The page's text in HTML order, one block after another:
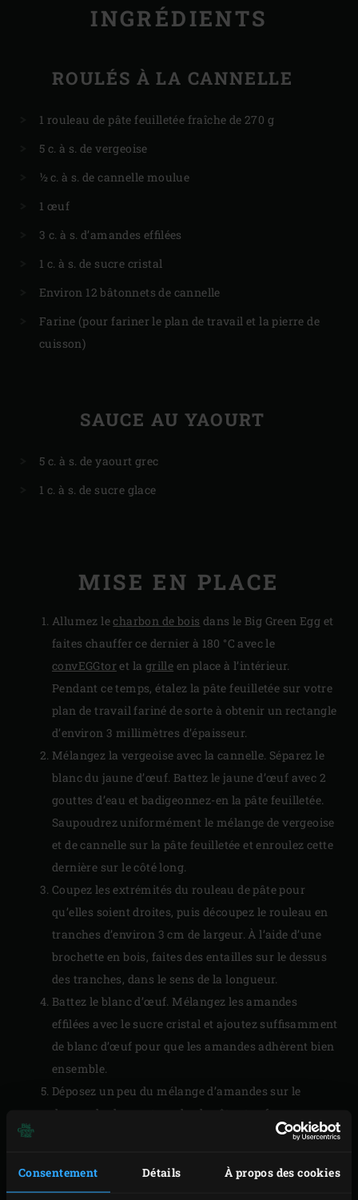
Consentement Détails À propos des cookies
INGRÉDIENTS
ROULÉS À LA CANNELLE
1 rouleau de pâte feuilletée fraîche de 270 g
5 c. à s. de vergeoise
½ c. à s. de cannelle moulue
1 œuf
3 c. à s. d’amandes effilées
1 c. à s. de sucre cristal
Environ 12 bâtonnets de cannelle
Farine (pour fariner le plan de travail et la pierre de
cuisson)
SAUCE AU YAOURT
5 c. à s. de yaourt grec
1 c. à s. de sucre glace
MISE EN PLACE
Allumez lecharbon de bois dans le Big Green Egg et
faites chauffer ce dernier à 180 °C avec le
convEGGtor et la grille en place à l’intérieur.
Pendant ce temps, étalez la pâte feuilletée sur votre
plan de travail fariné de sorte à obtenir un rectangle
d’environ 3 millimètres d’épaisseur.
Mélangez la vergeoise avec la cannelle. Séparez le
blanc du jaune d’œuf. Battez le jaune d’œuf avec 2
gouttes d’eau et badigeonnez-en la pâte feuilletée.
Saupoudrez uniformément le mélange de vergeoise
et de cannelle sur la pâte feuilletée et enroulez cette
dernière sur le côté long.
Coupez les extrémités du rouleau de pâte pour
qu’elles soient droites, puis découpez le rouleau en
tranches d’environ 3 cm de largeur. À l’aide d’une
brochette en bois, faites des entailles sur le dessus
des tranches, dans le sens de la longueur.
Battez le blanc d’œuf. Mélangez les amandes
effilées avec le sucre cristal et ajoutez suffisamment
de blanc d’œuf pour que les amandes adhèrent bien
ensemble.
Déposez un peu du mélange d’amandes sur le
dessus de chaque tranche de pâte et enfoncez un